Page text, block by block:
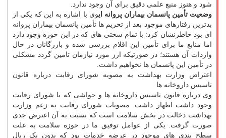
شود و هنوز منبع علمی دقیق برای آن وجود ندارد.
وضعیت تأمین پانسمان بیماران پروانه ایوی با اشاره به این که یکی از
بدترین رفتارهای موجود بعد از تحریم ها تأمین پانسمان بیماران پروانه
ای بود خاطرنشان کرد: با تمام سختی های که در این حوزه وجود دارد
اما منابع ما برای تأمین این اقلام بررسی شده و بازرگانان در حال
واردات آن هستند؛ در صورتیکه ارز مورد نیازمان تامین گردد مشکلی
در تأمین این پانسمان ها نخواهیم داشت.
اعتراض وزارت بهداشت به مصوبه شورای رقابت درباره قانون
تاسیس داروخانه ها
وی درباره قانون تاسیس داروخانه ها و حواشی که با شورای رقابت
وجود داشت اظهار داشت: مصوبات شورای رقابت به زعم وزارت
بهداشت دخالت در بخش سلامت است که نسبت به آن اعترض جدی
صورت گرفت. یکی از عوامل توفیق ما در حوزه سلامت به علت
سطح بندی های موجود در عرضه خدمات بود که بدون یک ریال